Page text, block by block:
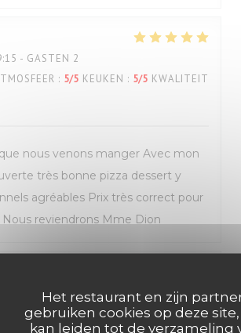
Het restaurant en zijn
gebruiken cookies op deze
kan leiden tot de verzameling
- GASTEN 2
: 5/5 KEUKEN : 5/5 KWALITEIT
nous venons manger Avec mon
très bonne pizza dessert y
agréables Prix très correct pour
reviendrons Mme Dion
- GASTEN 2
ATMOSFEER: 5 /5 KEUKEN : 5/5 KWALITEIT